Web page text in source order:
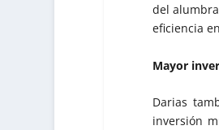
del
eficiencia
Mayor
Darias
inversión